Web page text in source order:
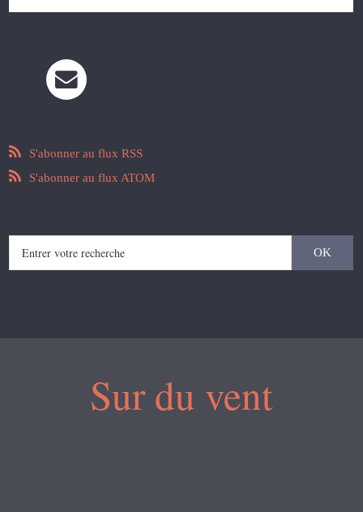
S'abonner au flux RSS
S'abonner au flux ATOM
Sur du vent